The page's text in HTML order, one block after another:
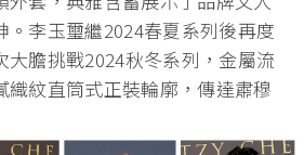
。李玉璽繼2024春夏系列後再度
大膽挑戰2024秋冬系列，金屬流
織紋直筒式正裝輪廓，傳達肅穆